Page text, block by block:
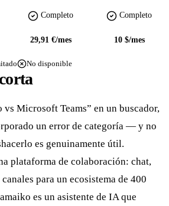
Completo Completo
29,91 €/mes 10 $/mes
No disponible
vs Microsoft Teams” en un buscador,
un error de categoría — y no
es genuinamente útil.
plataforma de colaboración: chat,
para un ecosistema de 400
es un asistente de IA que